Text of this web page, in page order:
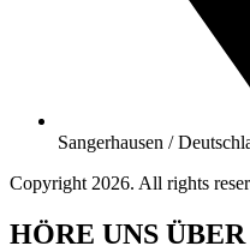
Sangerhausen /
Copyright 2026. All rights
HÖRE UNS ÜBER